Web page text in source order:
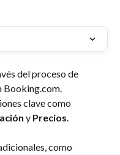
del proceso de
Booking.com.
clave como
y Precios.
como